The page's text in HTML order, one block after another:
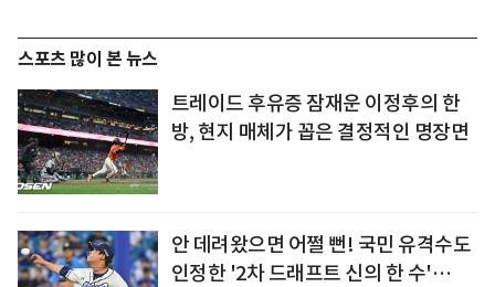
스포츠 많이 본 뉴스
트레이드 후유증 잠재운 이정후의 한
방, 현지 매체가 꼽은 결정적인 명장면
안 데려왔으면 어쩔 뻔! 국민 유격수도
인정한 '2차 드래프트 신의 한 수'…